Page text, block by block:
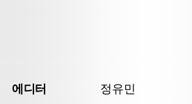
에디터
정유민